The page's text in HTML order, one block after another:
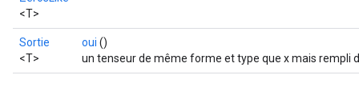
<T>
Sortie
<T>
oui ()
un tenseur de même forme et type que x mais rempli